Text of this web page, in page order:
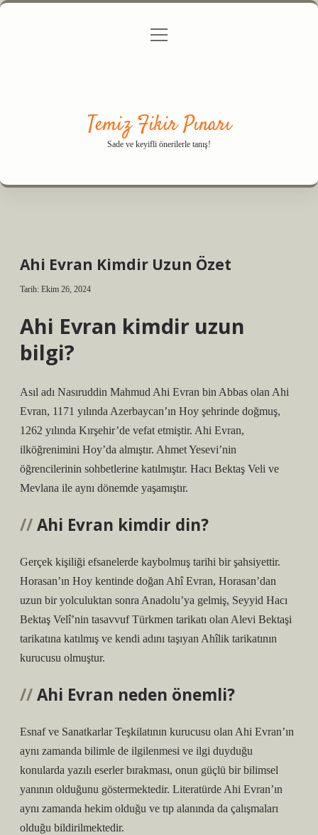
Gizlilik Politikası
menüyü
Temiz Fikir Pınarı
Sade ve keyifli önerilerle tanış!
Ahi Evran Kimdir Uzun Özet
Tarih: Ekim 26, 2024
Ahi Evran kimdir uzun
bilgi?
Asıl adı Nasıruddin Mahmud Ahi Evran bin Abbas olan Ahi
Evran, 1171 yılında Azerbaycan’ın Hoy şehrinde doğmuş,
1262 yılında Kırşehir’de vefat etmiştir. Ahi Evran,
ilköğrenimini Hoy’da almıştır. Ahmet Yesevi’nin
öğrencilerinin sohbetlerine katılmıştır. Hacı Bektaş Veli ve
Mevlana ile aynı dönemde yaşamıştır.
Ahi Evran kimdir din?
Gerçek kişiliği efsanelerde kaybolmuş tarihi bir şahsiyettir.
Horasan’ın Hoy kentinde doğan Ahî Evran, Horasan’dan
uzun bir yolculuktan sonra Anadolu’ya gelmiş, Seyyid Hacı
Bektaş Velî’nin tasavvuf Türkmen tarikatı olan Alevi Bektaşi
tarikatına katılmış ve kendi adını taşıyan Ahîlik tarikatının
kurucusu olmuştur.
Ahi Evran neden önemli?
Esnaf ve Sanatkarlar Teşkilatının kurucusu olan Ahi Evran’ın
aynı zamanda bilimle de ilgilenmesi ve ilgi duyduğu
konularda yazılı eserler bırakması, onun güçlü bir bilimsel
yanının olduğunu göstermektedir. Literatürde Ahi Evran’ın
aynı zamanda hekim olduğu ve tıp alanında da çalışmaları
olduğu bildirilmektedir.